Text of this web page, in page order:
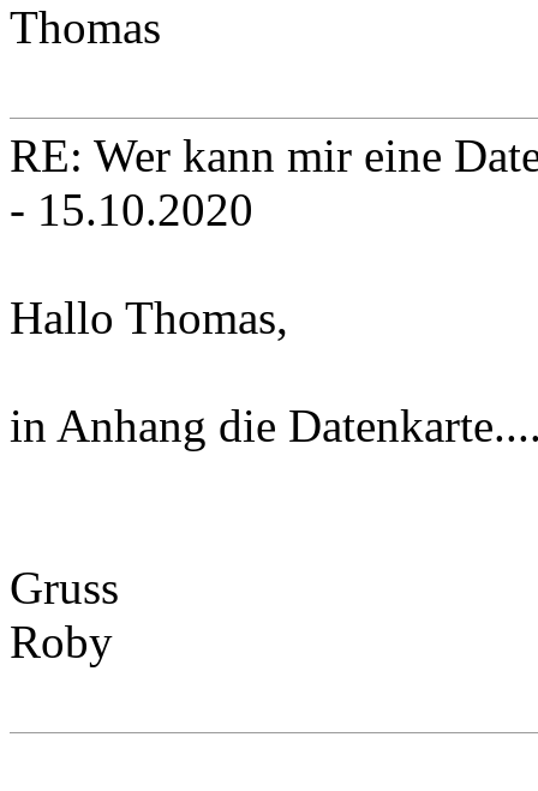
Thomas
RE: Wer kann mir eine
- 15.10.2020
Hallo Thomas,
in Anhang die
Gruss
Roby